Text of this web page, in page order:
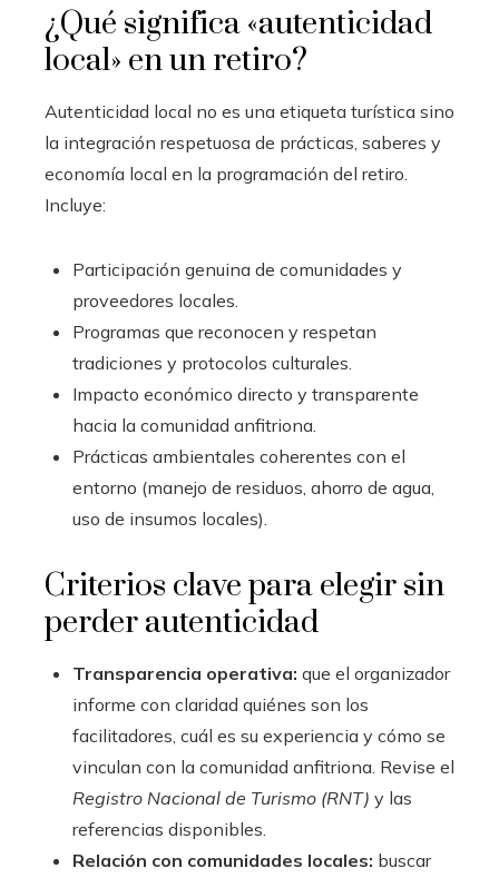
¿Qué significa «autenticidad
local» en un retiro?
Autenticidad local no es una etiqueta turística sino
la integración respetuosa de prácticas, saberes y
economía local en la programación del retiro.
Incluye:
Participación genuina de comunidades y
proveedores locales.
Programas que reconocen y respetan
tradiciones y protocolos culturales.
Impacto económico directo y transparente
hacia la comunidad anfitriona.
Prácticas ambientales coherentes con el
entorno (manejo de residuos, ahorro de agua,
uso de insumos locales).
Criterios clave para elegir sin
perder autenticidad
Transparencia operativa: que el organizador
informe con claridad quiénes son los
facilitadores, cuál es su experiencia y cómo se
vinculan con la comunidad anfitriona. Revise el
Registro Nacional de Turismo (RNT) y las
referencias disponibles.
Relación con comunidades locales: buscar